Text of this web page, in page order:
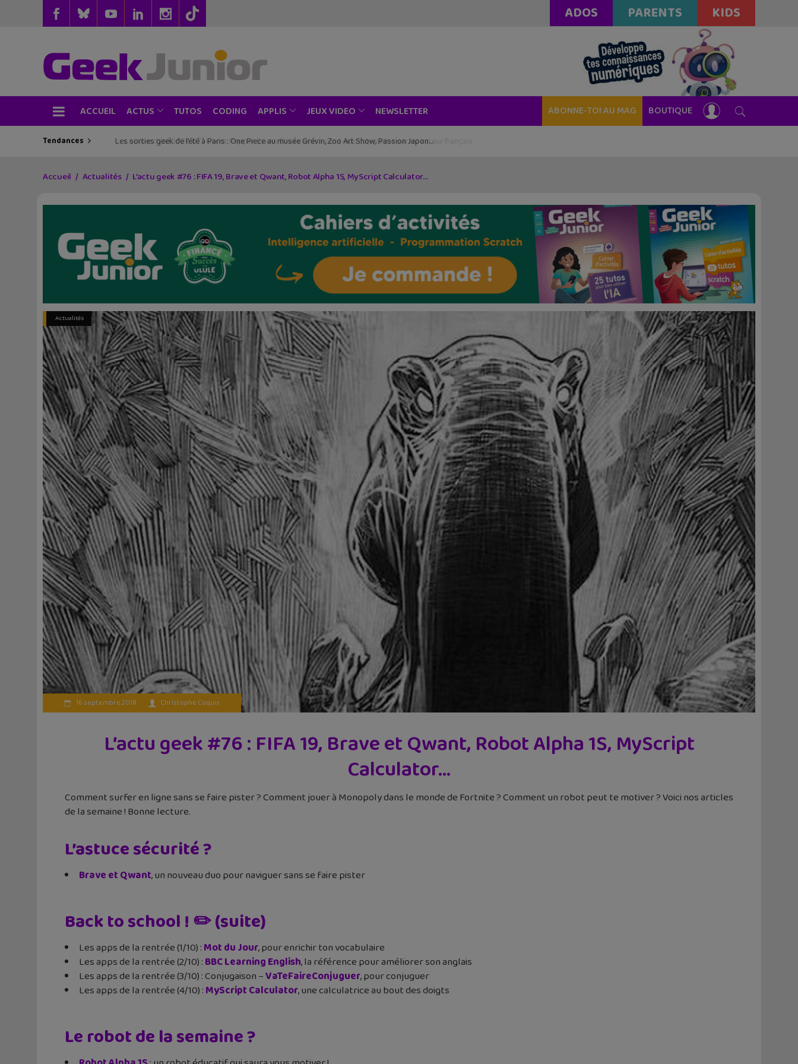
ADOS PARENTS KIDS
ACCUEIL ACTUS TUTOS CODING APPLIS JEUX VIDEO NEWSLETTER ABONNE-TOI AU MAG BOUTIQUE
Tendances Les sorties geek de l’été à Paris : One Piece au musée Grévin, Zoo Art Show, Passion Japon…
Accueil Actualités L’actu geek #76 : FIFA 19, Brave et Qwant, Robot Alpha 1S, MyScript Calculator…
Actualités
16 septembre 2018 Christophe Coquis
L’actu geek #76 : FIFA 19, Brave et Qwant, Robot Alpha 1S, MyScript
Calculator…
Comment surfer en ligne sans se faire pister ? Comment jouer à Monopoly dans le monde de Fortnite ? Comment un robot peut te motiver ? Voici nos articles
de la semaine ! Bonne lecture.
L’astuce sécurité ?
Brave et Qwant, un nouveau duo pour naviguer sans se faire pister
Back to school ! ✏️ (suite)
Les apps de la rentrée (1/10) :Mot du Jour, pour enrichir ton vocabulaire
Les apps de la rentrée (2/10) :BBC Learning English, la référence pour améliorer son anglais
Les apps de la rentrée (3/10) : Conjugaison –VaTeFaireConjuguer, pour conjuguer
Les apps de la rentrée (4/10) :MyScript Calculator, une calculatrice au bout des doigts
Le robot de la semaine ?